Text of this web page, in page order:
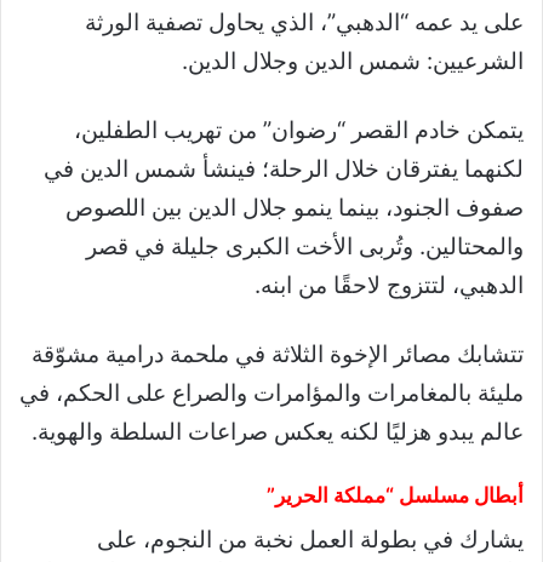
على يد عمه “الدهبي”، الذي يحاول تصفية الورثة
الشرعيين: شمس الدين وجلال الدين.
يتمكن خادم القصر “رضوان” من تهريب الطفلين،
لكنهما يفترقان خلال الرحلة؛ فينشأ شمس الدين في
صفوف الجنود، بينما ينمو جلال الدين بين اللصوص
والمحتالين. وتُربى الأخت الكبرى جليلة في قصر
الدهبي، لتتزوج لاحقًا من ابنه.
تتشابك مصائر الإخوة الثلاثة في ملحمة درامية مشوّقة
مليئة بالمغامرات والمؤامرات والصراع على الحكم، في
عالم يبدو هزليًا لكنه يعكس صراعات السلطة والهوية.
أبطال مسلسل “مملكة الحرير”
يشارك في بطولة العمل نخبة من النجوم، على